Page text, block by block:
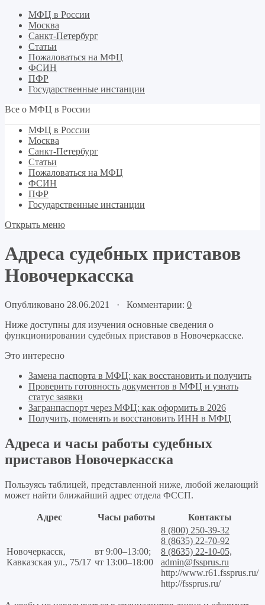
МФЦ в России
Москва
Санкт-Петербург
Статьи
Пожаловаться на МФЦ
ФСИН
ПФР
Государственные инстанции
Все о МФЦ в России
МФЦ в России
Москва
Санкт-Петербург
Статьи
Пожаловаться на МФЦ
ФСИН
ПФР
Государственные инстанции
Открыть меню
Адреса судебных приставов
Новочеркасска
Опубликовано 28.06.2021 · Комментарии: 0
Ниже доступны для изучения основные сведения о
функционировании судебных приставов в Новочеркасске.
Это интересно
Замена паспорта в МФЦ: как восстановить и получить
Проверить готовность документов в МФЦ и узнать
статус заявки
Загранпаспорт через МФЦ: как оформить в 2026
Получить, поменять и восстановить ИНН в МФЦ
Адреса и часы работы судебных
приставов Новочеркасска
Пользуясь таблицей, представленной ниже, любой желающий
может найти ближайший адрес отдела ФССП.
Адрес Часы работы Контакты
Новочеркасск,
Кавказская ул., 75/17
вт 9:00–13:00;
чт 13:00–18:00
8 (800) 250-39-32
8 (8635) 22-70-92
8 (8635) 22-10-05,
admin@fssprus.ru
http://www.r61.fssprus.ru/
http://fssprus.ru/